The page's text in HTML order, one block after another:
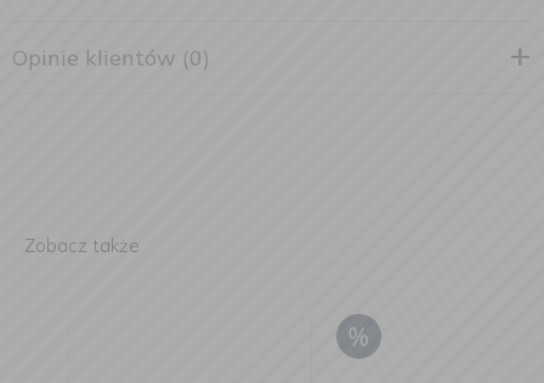
Opinie klientów (0)
Zobacz także